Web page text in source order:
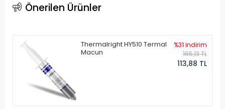
Önerilen Ürünler
Thermalright HY510 Termal
Macun
%31 indirim
165,13 TL
113,88 TL